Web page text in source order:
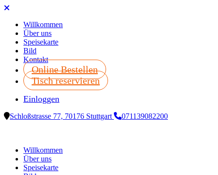
Willkommen
Über uns
Speisekarte
Bild
Kontakt
Online Bestellen
Tisch reservieren
Einloggen
Schloßstrasse 77, 70176 Stuttgart 071139082200
Willkommen
Über uns
Speisekarte